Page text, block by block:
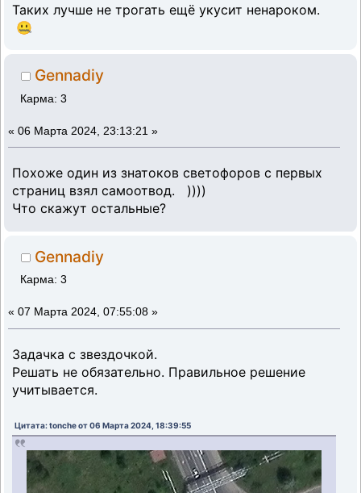
Таких лучше не трогать ещё укусит ненароком.
🤐
Gennadiy
Карма: 3
« 06 Марта 2024, 23:13:21 »
Похоже один из знатоков светофоров с первых
страниц взял самоотвод. ))))
Что скажут остальные?
Gennadiy
Карма: 3
« 07 Марта 2024, 07:55:08 »
Задачка с звездочкой.
Решать не обязательно. Правильное решение
учитывается.
Цитата: tonche от 06 Марта 2024, 18:39:55